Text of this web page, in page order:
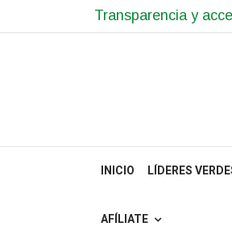
Transparencia y
INICIO LÍDERES
AFÍLIATE